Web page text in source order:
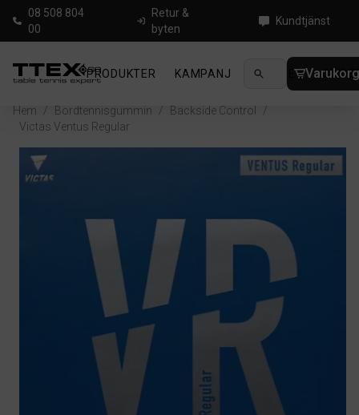
08 508 804
00
Retur &
byten
Kundtjänst
PRODUKTER KAMPANJ NYHETER
Hem / Bordtennisgummin / Backside Control
/
Victas Ventus Regular